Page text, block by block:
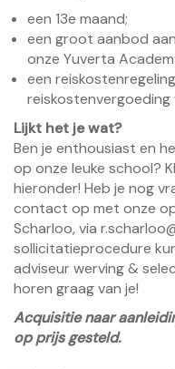
een 13e maand;
een groot aanbod
onze Yuverta
een
reiskostenvergoeding
Lijkt het je wat?
Ben je enthousiast en
op onze leuke school?
hieronder! Heb je nog
contact op met onze
Scharloo, via
sollicitatieprocedure
adviseur werving &
horen graag van je!
Acquisitie naar
op prijs gesteld.